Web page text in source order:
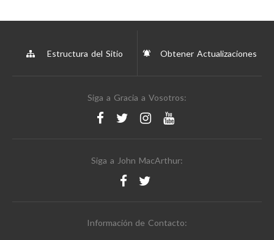
Estructura del Sitio Obtener Actualizaciones
Siga a Gracia a Vosotros:
Siga a John MacArthur:
Información de Contacto: